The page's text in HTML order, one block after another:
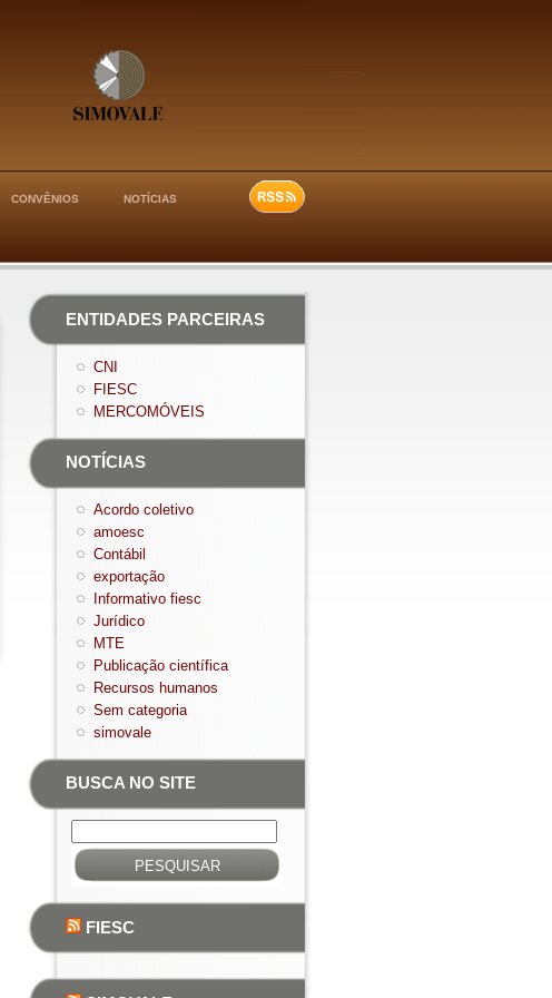
CONVÊNIOS NOTÍCIAS
ENTIDADES PARCEIRAS
CNI
FIESC
MERCOMÓVEIS
NOTÍCIAS
Acordo coletivo
amoesc
Contábil
exportação
Informativo fiesc
Jurídico
MTE
Publicação científica
Recursos humanos
Sem categoria
simovale
BUSCA NO SITE
por:
FIESC